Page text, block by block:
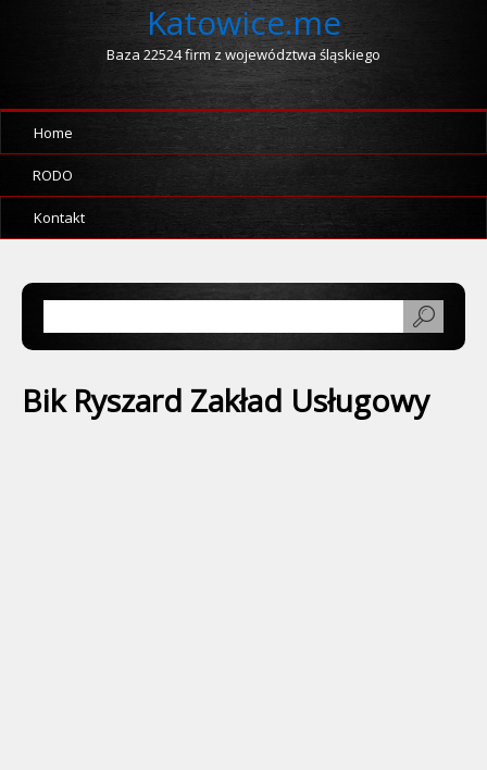
Katowice.me
Baza 22524 firm z województwa śląskiego
Home
RODO
Kontakt
Bik Ryszard Zakład Usługowy